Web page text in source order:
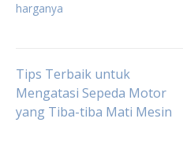
harganya
Post
navigation
Tips Terbaik untuk
Mengatasi Sepeda Motor
yang Tiba-tiba Mati Mesin